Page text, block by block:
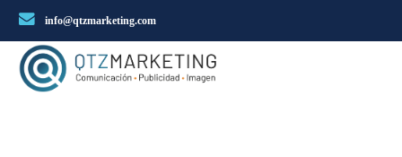
info@qtzmarketing.com